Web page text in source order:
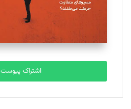
تحریریه
مصطفی مسجدی آرانی
تحریریه
بابک نقاش
تحریریه
اشتراک پیوست